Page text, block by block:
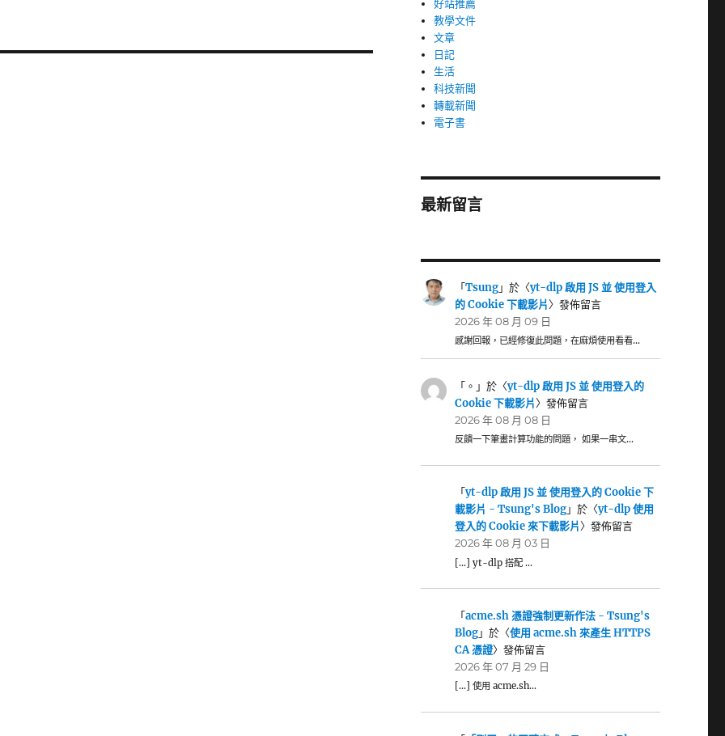
好站推薦
教學文件
文章
日記
生活
科技新聞
轉載新聞
電子書
最新留言
「Tsung」於〈yt-dlp 啟用 JS 並 使用登入
的 Cookie 下載影片〉發佈留言
2026 年 08 月 09 日
感謝回報，已經修復此問題，在麻煩使用看看…
「 。 」於〈yt-dlp 啟用 JS 並 使用登入的
Cookie 下載影片〉發佈留言
2026 年 08 月 08 日
反饋一下筆畫計算功能的問題， 如果一串文…
「yt-dlp 啟用 JS 並 使用登入的 Cookie 下
載影片 - Tsung's Blog」於〈yt-dlp 使用
登入的 Cookie 來下載影片〉發佈留言
2026 年 08 月 03 日
[…] yt-dlp 搭配 …
「acme.sh 憑證強制更新作法 - Tsung's
Blog」於〈使用 acme.sh 來產生 HTTPS
CA 憑證〉發佈留言
2026 年 07 月 29 日
[…] 使用 acme.sh…